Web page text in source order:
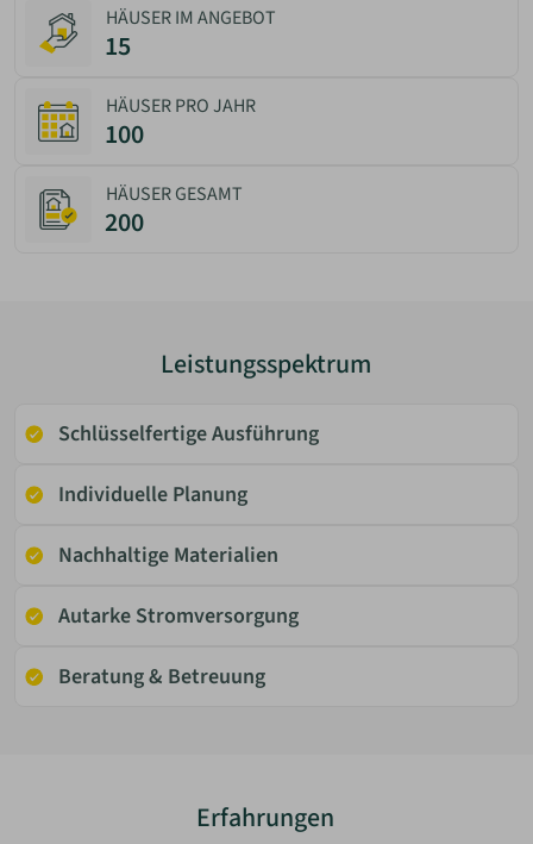
HÄUSER IM ANGEBOT
15
HÄUSER PRO JAHR
100
HÄUSER GESAMT
200
Leistungsspektrum
Schlüsselfertige Ausführung
Individuelle Planung
Nachhaltige Materialien
Autarke Stromversorgung
Beratung & Betreuung
Erfahrungen